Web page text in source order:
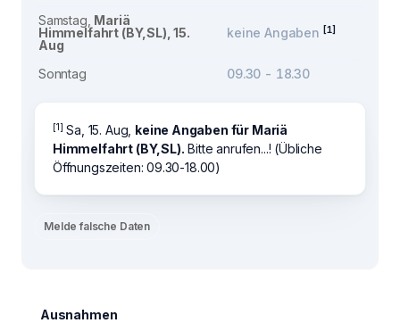
Samstag, Mariä
Himmelfahrt (BY,SL), 15.
Aug
keine Angaben [1]
Sonntag 09.30 - 18.30
[1] Sa, 15. Aug, keine Angaben für Mariä
Himmelfahrt (BY,SL). Bitte anrufen...! (Übliche
Öffnungszeiten: 09.30-18.00)
Melde falsche Daten
Ausnahmen